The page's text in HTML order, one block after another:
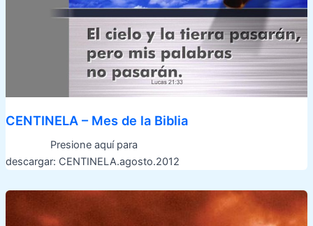
CENTINELA – Mes de la Biblia
Presione aquí para
descargar: CENTINELA.agosto.2012